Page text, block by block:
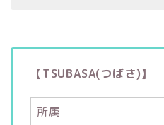
【TSUBASA(つばさ)】
所属